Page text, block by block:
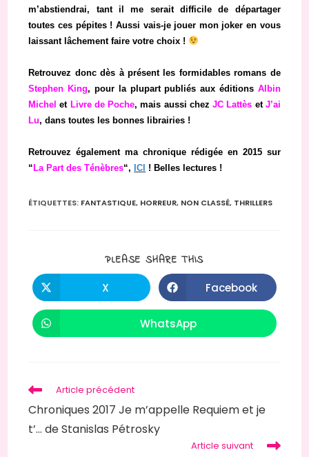
m’abstiendrai, tant il me serait difficile de départager
toutes ces pépites ! Aussi vais-je jouer mon joker en vous
laissant lâchement faire votre choix !
Retrouvez donc dès à présent les formidables romans de
Stephen King, pour la plupart publiés aux éditions Albin
Michel et Livre de Poche, mais aussi chezJC Lattès et J’ai
Lu, dans toutes les bonnes librairies !
Retrouvez également ma chronique rédigée en 2015 sur
“ La Part des Ténèbres“, ICI ! Belles lectures !
ÉTIQUETTES: FANTASTIQUE, HORREUR, NON CLASSÉ, THRILLERS
PLEASE SHARE THISPARTAGER
Ouvrir
dans
une
X Ouvrir
dans
une
Facebook
Ouvrir
dans
WhatsApp
Read
more
articles
Article précédent
Chroniques 2017 Je m’appelle Requiem et je
t’… de Stanislas Pétrosky
Article suivant